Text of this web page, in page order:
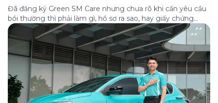
hỗ trợ
Đã đăng ký Green SM Care nhưng chưa rõ khi cần yêu cầu
bồi thường thì phải làm gì, hồ sơ ra sao, hay giấy chứng
nhận bảo hiểm tìm ở đâu? Bài viết này tổng hợp đầy đủ các
câu hỏi thường gặp nhất về quy trình bồi thường và hỗ trợ
của Green […]